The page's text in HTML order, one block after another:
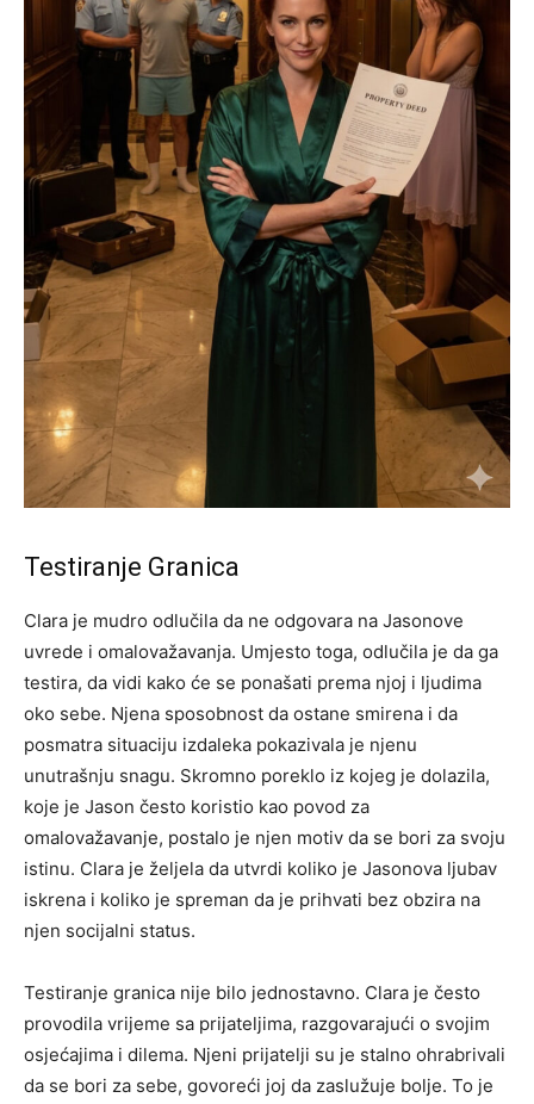
Testiranje Granica
Clara je mudro odlučila da ne odgovara na Jasonove
uvrede i omalovažavanja. Umjesto toga, odlučila je da ga
testira, da vidi kako će se ponašati prema njoj i ljudima
oko sebe. Njena sposobnost da ostane smirena i da
posmatra situaciju izdaleka pokazivala je njenu
unutrašnju snagu. Skromno poreklo iz kojeg je dolazila,
koje je Jason često koristio kao povod za
omalovažavanje, postalo je njen motiv da se bori za svoju
istinu. Clara je željela da utvrdi koliko je Jasonova ljubav
iskrena i koliko je spreman da je prihvati bez obzira na
njen socijalni status.
Testiranje granica nije bilo jednostavno. Clara je često
provodila vrijeme sa prijateljima, razgovarajući o svojim
osjećajima i dilema. Njeni prijatelji su je stalno ohrabrivali
da se bori za sebe, govoreći joj da zaslužuje bolje. To je